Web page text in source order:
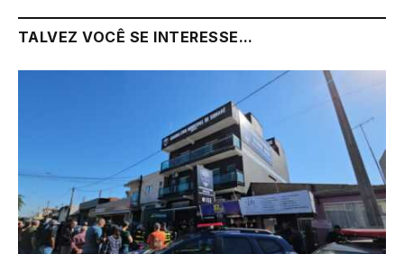
TALVEZ VOCÊ SE INTERESSE...